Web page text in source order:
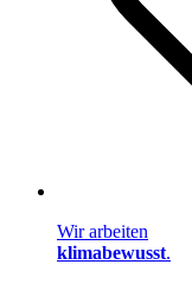
Wir arbeiten
klimabewusst.